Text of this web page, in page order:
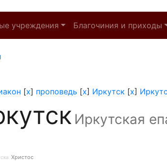
учреждения Благочиния и приходы
[x] проповедь [x] Иркутск [x]
Иркутская
Христос